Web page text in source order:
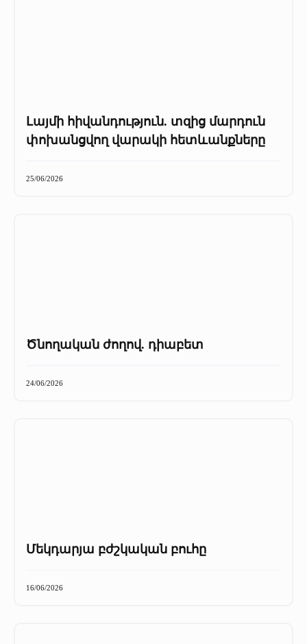
Լայմի հիվանդություն. տզից մարդուն
փոխանցվող վարակի հետևանքները
25/06/2026
Ծնողական ժողով. դիաբետ
24/06/2026
Մեկդարյա բժշկական բուհը
16/06/2026